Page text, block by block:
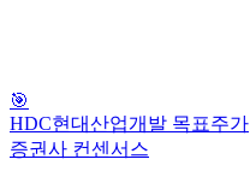
🎯
HDC현대산업개발 목표주가
증권사 컨센서스